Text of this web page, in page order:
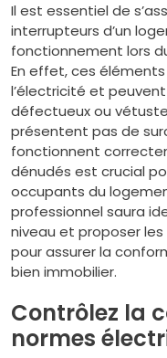
Il est essentiel de
interrupteurs d’un
fonctionnement lors
En effet, ces
l’électricité et
défectueux ou
présentent pas de
fonctionnent
dénudés est crucial
occupants du
professionnel saura
niveau et proposer
pour assurer la
bien immobilier.
Contrôlez la
normes